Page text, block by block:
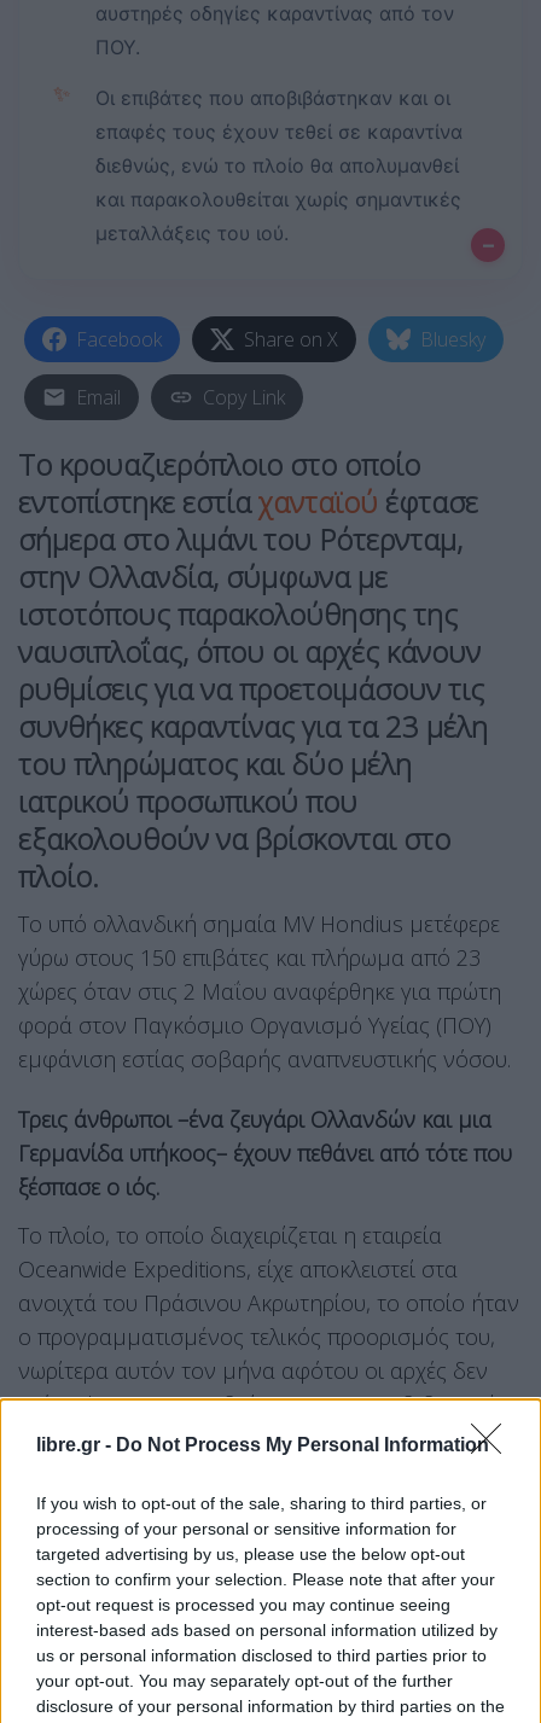
libre.gr - Do Not Process My Personal Information
If you wish to opt-out of the sale, sharing to third parties, or
processing of your personal or sensitive information for
targeted advertising by us, please use the below opt-out
section to confirm your selection. Please note that after your
opt-out request is processed you may continue seeing
interest-based ads based on personal information utilized by
us or personal information disclosed to third parties prior to
your opt-out. You may separately opt-out of the further
disclosure of your personal information by third parties on the
αυστηρές οδηγίες καραντίνας από τον
ΠΟΥ.
✨
Οι επιβάτες που αποβιβάστηκαν και οι
επαφές τους έχουν τεθεί σε καραντίνα
διεθνώς, ενώ το πλοίο θα απολυμανθεί
και παρακολουθείται χωρίς σημαντικές
μεταλλάξεις του ιού.
–
Facebook Share on X Bluesky
Email Copy Link
Το κρουαζιερόπλοιο στο οποίο
εντοπίστηκε εστίαχανταϊού έφτασε
σήμερα στο λιμάνι του Ρότερνταμ,
στην Ολλανδία, σύμφωνα με
ιστοτόπους παρακολούθησης της
ναυσιπλοΐας, όπου οι αρχές κάνουν
ρυθμίσεις για να προετοιμάσουν τις
συνθήκες καραντίνας για τα 23 μέλη
του πληρώματος και δύο μέλη
ιατρικού προσωπικού που
εξακολουθούν να βρίσκονται στο
πλοίο.
Το υπό ολλανδική σημαία MV Hondius μετέφερε
γύρω στους 150 επιβάτες και πλήρωμα από 23
χώρες όταν στις 2 Μαΐου αναφέρθηκε για πρώτη
φορά στον Παγκόσμιο Οργανισμό Υγείας (ΠΟΥ)
εμφάνιση εστίας σοβαρής αναπνευστικής νόσου.
Τρεις άνθρωποι –ένα ζευγάρι Ολλανδών και μια
Γερμανίδα υπήκοος– έχουν πεθάνει από τότε που
ξέσπασε ο ιός.
Το πλοίο, το οποίο διαχειρίζεται η εταιρεία
Oceanwide Expeditions, είχε αποκλειστεί στα
ανοιχτά του Πράσινου Ακρωτηρίου, το οποίο ήταν
ο προγραμματισμένος τελικός προορισμός του,
νωρίτερα αυτόν τον μήνα αφότου οι αρχές δεν
επέτρεψαν στους επιβαίνοντες να αποβιβαστούν
στην ξηρά λόγω του ξεσπάσματος του ιού.Ο ΠΟΥ
την απομάκρυνση των επιβατών του και μελών
του πληρώματός του στα Κανάρια Νησιά, μετά
την οποία το πλοίο αναχώρησε για το Ρότερνταμ
με 23 μέλη πληρώματος και δύο μέλη ιατρικού
προσωπικού.
Οι λιμενικές αρχές στο Ρότερνταμ ανακοίνωσαν